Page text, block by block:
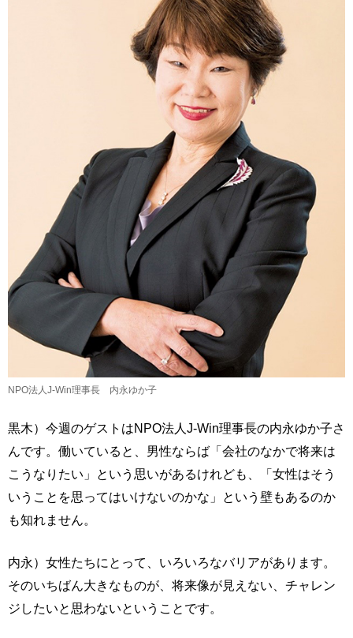
NPO法人J-Win理事長 内永ゆか子
黒木）今週のゲストはNPO法人J-Win理事長の内永ゆか子さ
んです。働いていると、男性ならば「会社のなかで将来は
こうなりたい」という思いがあるけれども、「女性はそう
いうことを思ってはいけないのかな」という壁もあるのか
も知れません。
内永）女性たちにとって、いろいろなバリアがあります。
そのいちばん大きなものが、将来像が見えない、チャレン
ジしたいと思わないということです。